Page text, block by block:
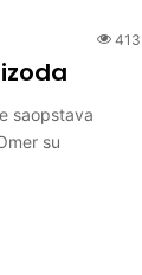
413
saopstava
su